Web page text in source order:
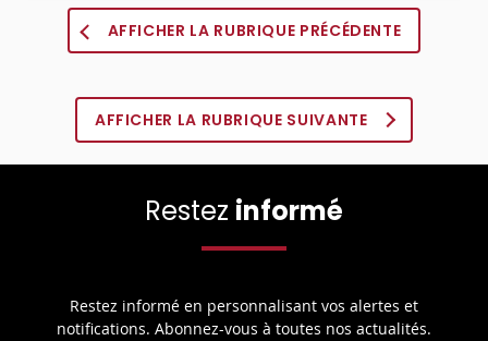
AFFICHER LA RUBRIQUE PRÉCÉDENTE
AFFICHER LA RUBRIQUE SUIVANTE
Restez informé
Restez informé en personnalisant vos alertes et
notifications. Abonnez-vous à toutes nos actualités.